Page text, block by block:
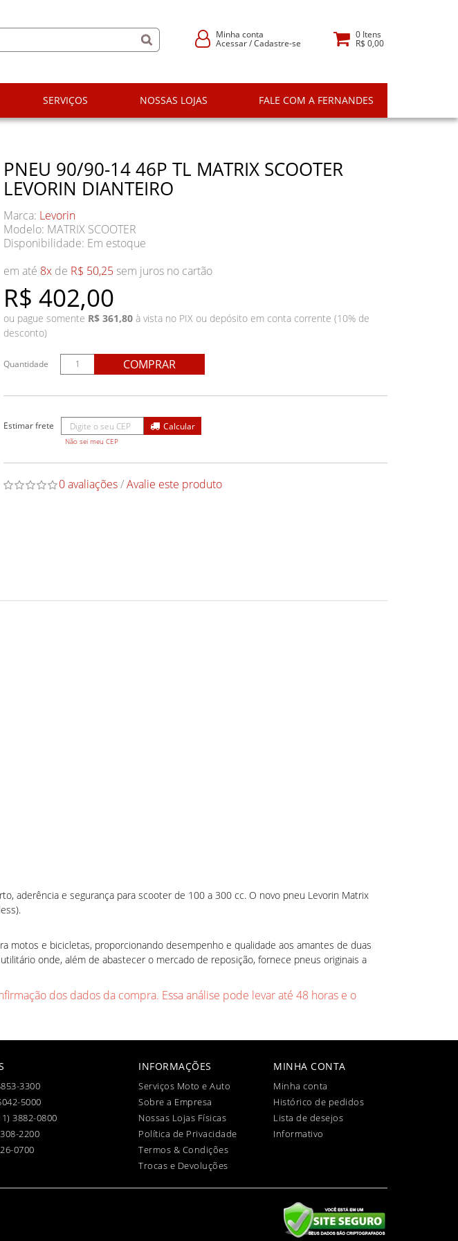
Minha conta
Acessar/Cadastre-se
0Itens
R$ 0,00
SERVIÇOS NOSSAS LOJAS FALE COM A FERNANDES
PNEU 90/90-14 46P TL MATRIX SCOOTER
LEVORIN DIANTEIRO
Marca: Levorin
Modelo: MATRIX SCOOTER
Disponibilidade: Em estoque
R$ 402,00
em até 8x de R$ 50,25 sem juros no cartão
ou pague somente R$ 361,80 à vista no PIX ou depósito em conta corrente (10% de
desconto)
Quantidade COMPRAR
Não sei meu CEP
0 avaliações/Avalie este produto
aderência e segurança para scooter de 100 a 300 cc. O novo pneu Levorin Matrix
motos e bicicletas, proporcionando desempenho e qualidade aos amantes de duas
onde, além de abastecer o mercado de reposição, fornece pneus originais a
dos dados da compra. Essa análise pode levar até 48 horas e o
3300
5000
3882-0800
2200
0700
INFORMAÇÕES
Serviços Moto e Auto
Sobre a Empresa
Nossas Lojas Físicas
Política de Privacidade
Termos & Condições
Trocas e Devoluções
MINHA CONTA
Minha conta
Histórico de pedidos
Lista de desejos
Informativo